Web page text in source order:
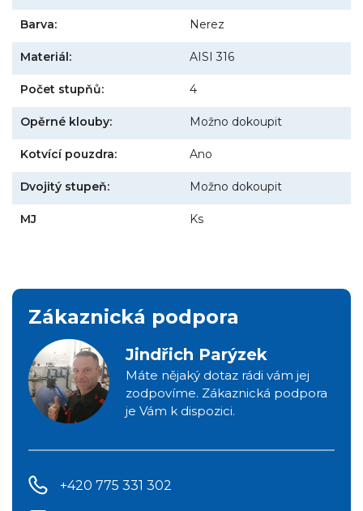
Barva: Nerez
Materiál: AISI 316
Počet stupňů: 4
Opěrné klouby: Možno dokoupit
Kotvící pouzdra: Ano
Dvojitý stupeň: Možno dokoupit
MJ Ks
Zákaznická podpora
Jindřich Parýzek
Máte nějaký dotaz rádi vám jej
zodpovíme. Zákaznická podpora
je Vám k dispozici.
+420 775 331 302